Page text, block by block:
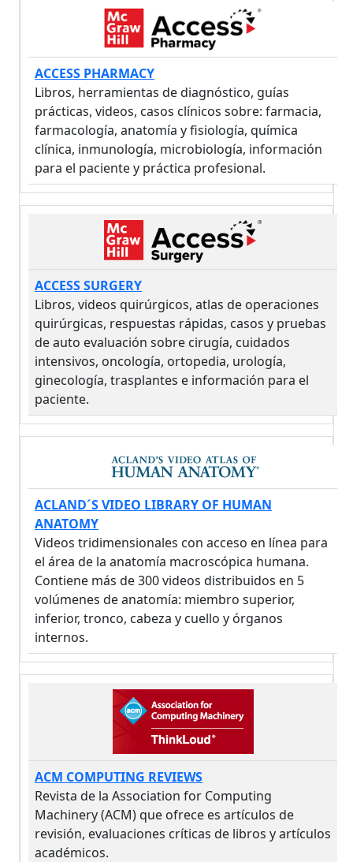
ACCESS PHARMACY
Libros, herramientas de diagnóstico, guías
prácticas, videos, casos clínicos sobre: farmacia,
farmacología, anatomía y fisiología, química
clínica, inmunología, microbiología, información
para el paciente y práctica profesional.
ACCESS SURGERY
Libros, videos quirúrgicos, atlas de operaciones
quirúrgicas, respuestas rápidas, casos y pruebas
de auto evaluación sobre cirugía, cuidados
intensivos, oncología, ortopedia, urología,
ginecología, trasplantes e información para el
paciente.
ACLAND´S VIDEO LIBRARY OF HUMAN
ANATOMY
Videos tridimensionales con acceso en línea para
el área de la anatomía macroscópica humana.
Contiene más de 300 videos distribuidos en 5
volúmenes de anatomía: miembro superior,
inferior, tronco, cabeza y cuello y órganos
internos.
ACM COMPUTING REVIEWS
Revista de la Association for Computing
Machinery (ACM) que ofrece es artículos de
revisión, evaluaciones críticas de libros y artículos
académicos.